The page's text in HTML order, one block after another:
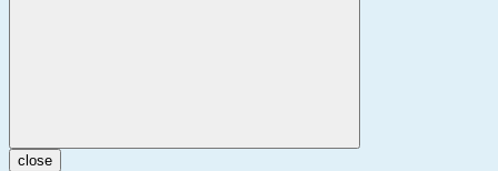
close